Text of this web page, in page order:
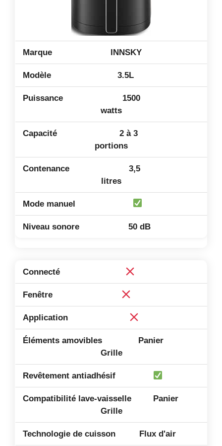
INNSKY
3.5L
1500
watts
2 à 3
portions
3,5
litres
50 dB
Panier
Grille
Panier
Grille
Flux d'air